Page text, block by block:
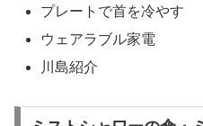
プレートで首を冷やす
ウェアラブル家電
川島紹介